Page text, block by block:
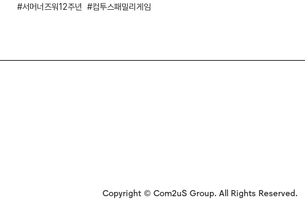
서머너즈워12주년
컴투스패밀리게임
Copyright © Com2uS Group. All Rights Reserved.